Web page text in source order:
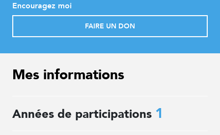
Encouragez moi
FAIRE UN DON
Mes informations
Années de participations 1